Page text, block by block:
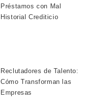
Préstamos con Mal
Historial Crediticio
Reclutadores de Talento:
Cómo Transforman las
Empresas